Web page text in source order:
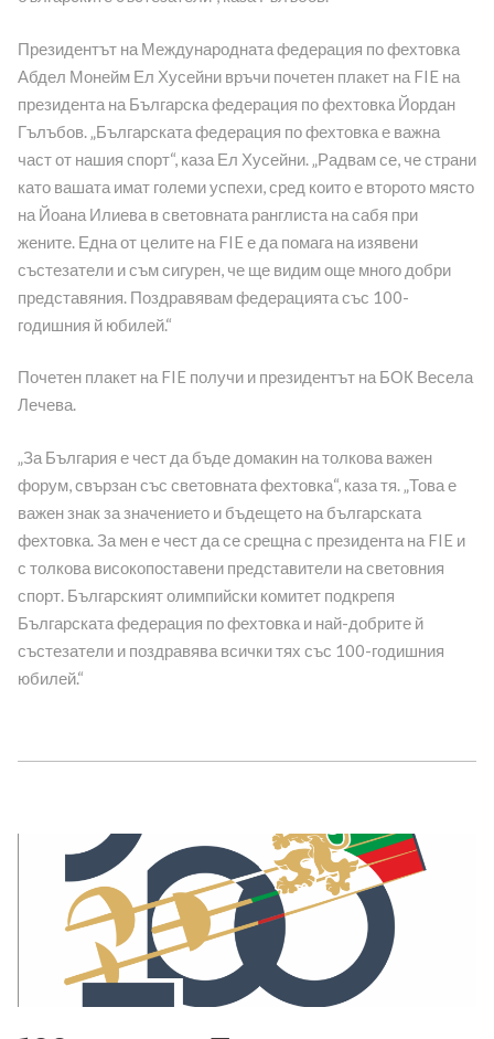
Президентът на Международната федерация по фехтовка
Абдел Монейм Ел Хусейни връчи почетен плакет на FIE на
президента на Българска федерация по фехтовка Йордан
Гълъбов. „Българската федерация по фехтовка е важна
част от нашия спорт“, каза Ел Хусейни. „Радвам се, че страни
като вашата имат големи успехи, сред които е второто място
на Йоана Илиева в световната ранглиста на сабя при
жените. Една от целите на FIE е да помага на изявени
състезатели и съм сигурен, че ще видим още много добри
представяния. Поздравявам федерацията със 100-
годишния й юбилей.“
Почетен плакет на FIE получи и президентът на БОК Весела
Лечева.
„За България е чест да бъде домакин на толкова важен
форум, свързан със световната фехтовка“, каза тя. „Това е
важен знак за значението и бъдещето на българската
фехтовка. За мен е чест да се срещна с президента на FIE и
с толкова високопоставени представители на световния
спорт. Българският олимпийски комитет подкрепя
Българската федерация по фехтовка и най-добрите й
състезатели и поздравява всички тях със 100-годишния
юбилей.“